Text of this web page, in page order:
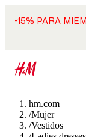
-15% PARA
hm.com
/Mujer
/Vestidos